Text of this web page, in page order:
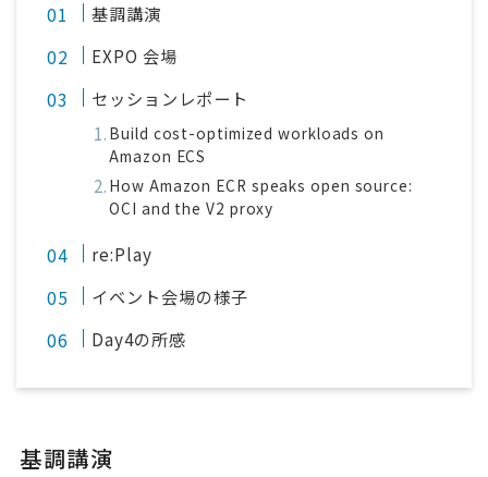
基調講演
EXPO 会場
セッションレポート
Build cost-optimized workloads on
Amazon ECS
How Amazon ECR speaks open source:
OCI and the V2 proxy
re:Play
イベント会場の様子
Day4の所感
基調講演